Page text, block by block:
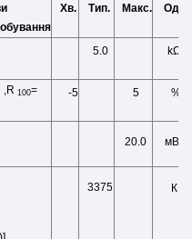
Хв. Тип. Макс.
5.0 kΩ
,R100=
-5 5 %
20.0 мВт
3375 К